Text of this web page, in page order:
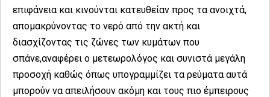
επιφάνεια και κινούνται κατευθείαν προς τα ανοιχτά,
απομακρύνοντας το νερό από την ακτή και
διασχίζοντας τις ζώνες των κυμάτων που
σπάνε,αναφέρει ο μετεωρολόγος και συνιστά μεγάλη
προσοχή καθώς όπως υπογραμμίζει τα ρεύματα αυτά
μπορούν να απειλήσουν ακόμη και τους πιο έμπειρους